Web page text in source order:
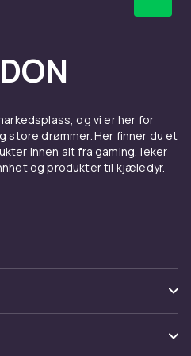
og tilbehør som er
kjøkken.
den som elsker å bake.
rivjern er
som letter all
Med riktig tilbehør
kan du lage bedre mat,
enklere.
hos
til alle
for
og vi er her for
store drømmer. Her finner du et
innen alt fra gaming, leker
og produkter til kjæledyr.